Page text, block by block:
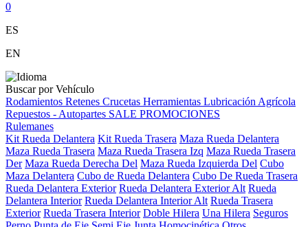
0
ES
EN
Buscar por Vehículo
Rodamientos Retenes Crucetas Herramientas Lubricación Agrícola
Repuestos - Autopartes SALE PROMOCIONES
Rulemanes
Kit Rueda Delantera Kit Rueda Trasera Maza Rueda Delantera
Maza Rueda Trasera Maza Rueda Trasera Izq Maza Rueda Trasera
Der Maza Rueda Derecha Del Maza Rueda Izquierda Del Cubo
Maza Delantera Cubo de Rueda Delantera Cubo De Rueda Trasera
Rueda Delantera Exterior Rueda Delantera Exterior Alt Rueda
Delantera Interior Rueda Delantera Interior Alt Rueda Trasera
Exterior Rueda Trasera Interior Doble Hilera Una Hilera Seguros